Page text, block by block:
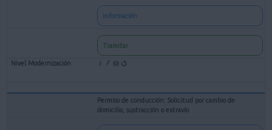
Información
Tramitar
Permiso de conducción: Solicitud por cambio de
domicilio, sustracción o extravío